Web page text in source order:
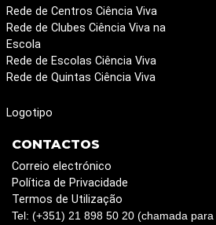
Rede de Centros Ciência Viva
Rede de Clubes Ciência Viva na
Escola
Rede de Escolas Ciência Viva
Rede de Quintas Ciência Viva
Logotipo
CONTACTOS
Correio electrónico
Política de Privacidade
Termos de Utilização
Tel: (+351) 21 898 50 20 (chamada